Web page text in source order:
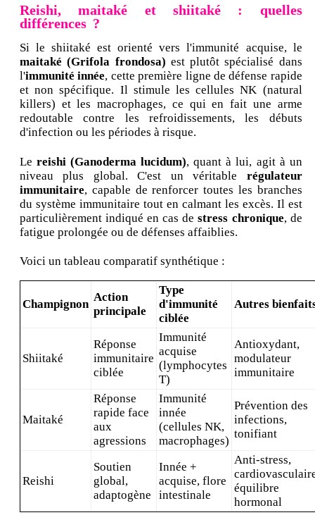
Reishi, maitaké et shiitaké : quelles
différences ?
Si le shiitaké est orienté vers l'immunité acquise, le
maitaké (Grifola frondosa) est plutôt spécialisé dans
l'immunité innée, cette première ligne de défense rapide
et non spécifique. Il stimule les cellules NK (natural
killers) et les macrophages, ce qui en fait une arme
redoutable contre les refroidissements, les débuts
d'infection ou les périodes à risque.
Lereishi (Ganoderma lucidum), quant à lui, agit à un
niveau plus global. C'est un véritable régulateur
immunitaire, capable de renforcer toutes les branches
du système immunitaire tout en calmant les excès. Il est
particulièrement indiqué en cas destress chronique, de
fatigue prolongée ou de défenses affaiblies.
Voici un tableau comparatif synthétique :
Champignon
Action
principale
Type
d'immunité
ciblée
Autres
Shiitaké
Réponse
immunitaire
ciblée
Immunité
acquise
(lymphocytes
T)
Antioxydant,
modulateur
immunitaire
Maitaké
Réponse
rapide face
aux
agressions
Immunité
innée
(cellules NK,
macrophages)
Prévention des
infections,
tonifiant
Reishi
Soutien
global,
adaptogène
Innée +
acquise, flore
intestinale
Anti-stress,
équilibre
hormonal